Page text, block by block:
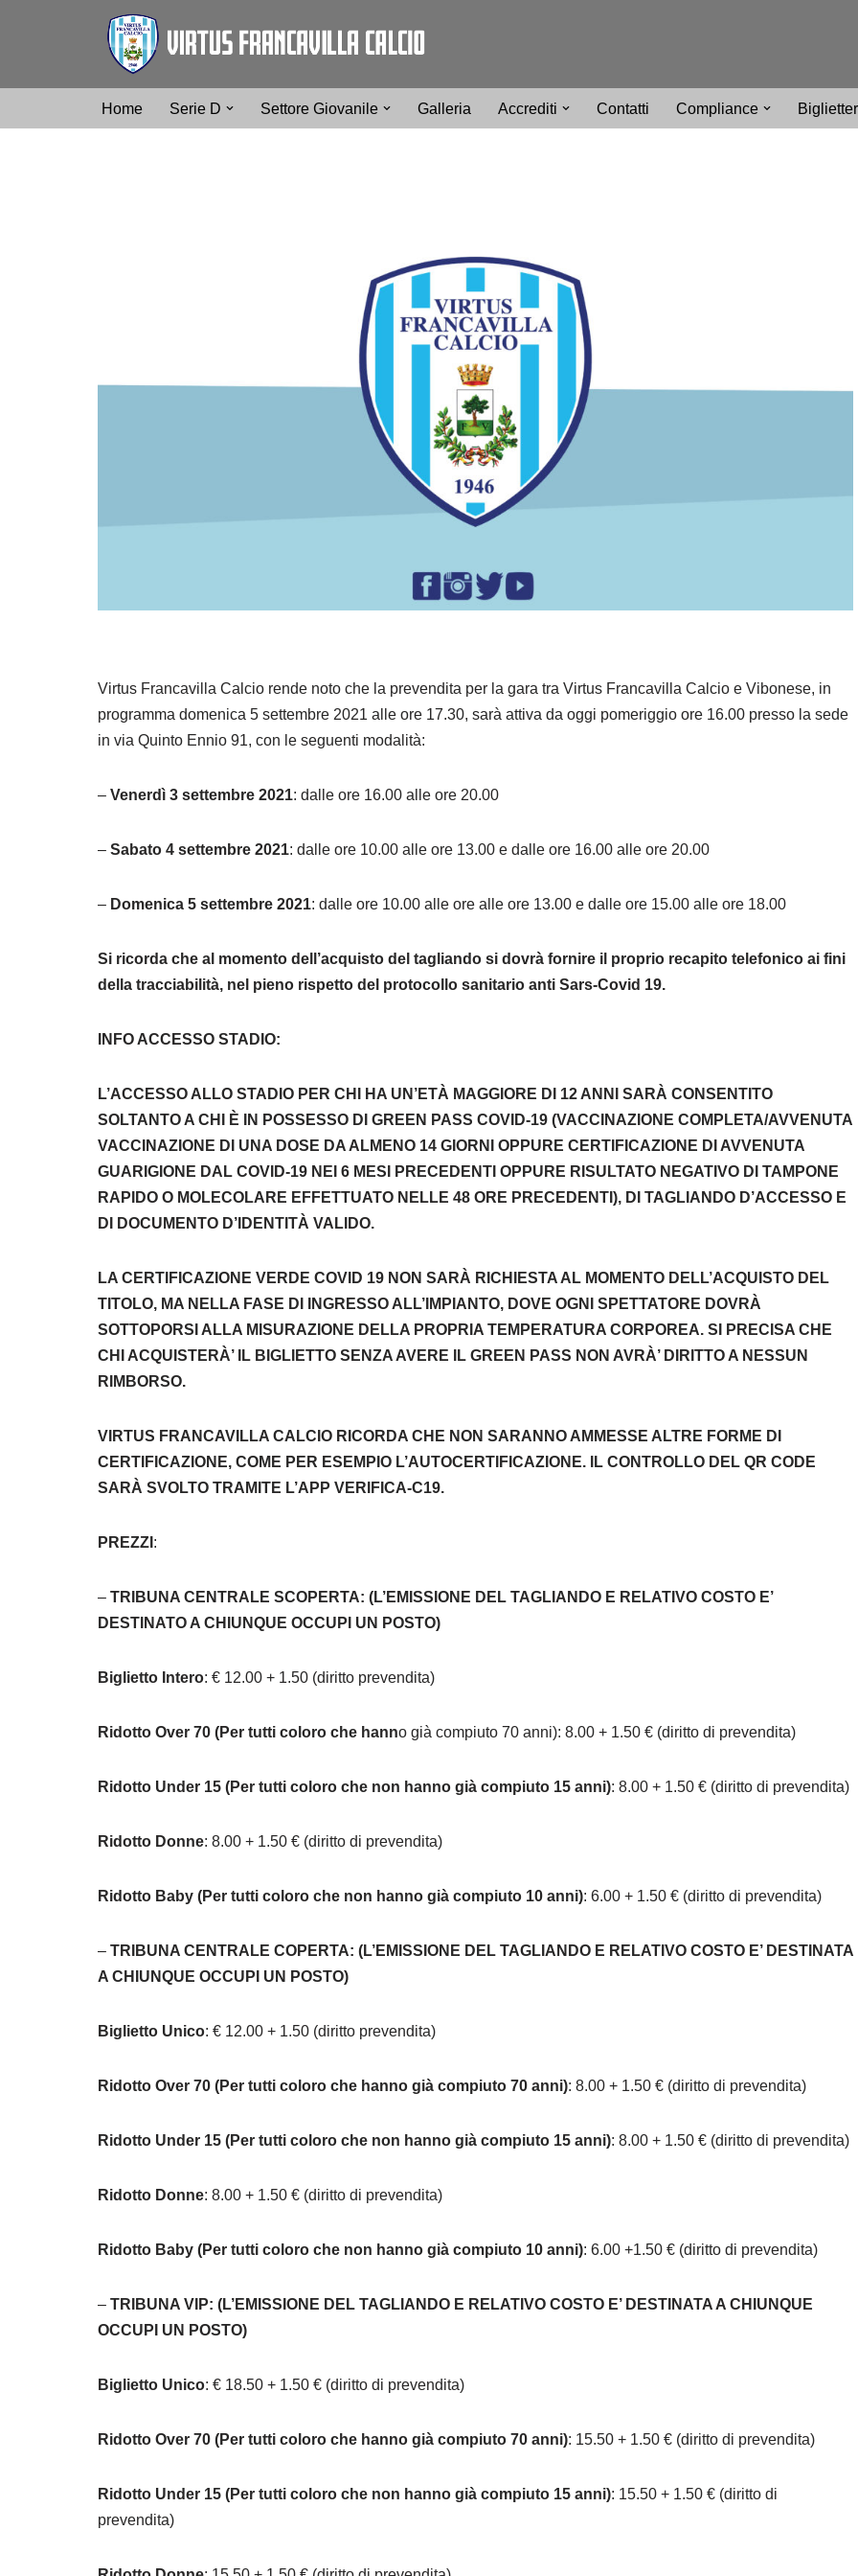
Home Serie D Settore Giovanile Galleria Accrediti Contatti Compliance
Virtus Francavilla Calcio rende noto che la prevendita per la gara tra Virtus Francavilla Calcio e Vibonese, in
programma domenica 5 settembre 2021 alle ore 17.30, sarà attiva da oggi pomeriggio ore 16.00 presso la sede
in via Quinto Ennio 91, con le seguenti modalità:
– Venerdì 3 settembre 2021: dalle ore 16.00 alle ore 20.00
– Sabato 4 settembre 2021: dalle ore 10.00 alle ore 13.00 e dalle ore 16.00 alle ore 20.00
– Domenica 5 settembre 2021: dalle ore 10.00 alle ore alle ore 13.00 e dalle ore 15.00 alle ore 18.00
Si ricorda che al momento dell’acquisto del tagliando si dovrà fornire il proprio recapito telefonico ai fini
della tracciabilità, nel pieno rispetto del protocollo sanitario anti Sars-Covid 19.
INFO ACCESSO STADIO:
L’ACCESSO ALLO STADIO PER CHI HA UN’ETÀ MAGGIORE DI 12 ANNI SARÀ CONSENTITO
SOLTANTO A CHI È IN POSSESSO DI GREEN PASS COVID-19 (VACCINAZIONE COMPLETA/AVVENUTA
VACCINAZIONE DI UNA DOSE DA ALMENO 14 GIORNI OPPURE CERTIFICAZIONE DI AVVENUTA
GUARIGIONE DAL COVID-19 NEI 6 MESI PRECEDENTI OPPURE RISULTATO NEGATIVO DI TAMPONE
RAPIDO O MOLECOLARE EFFETTUATO NELLE 48 ORE PRECEDENTI), DI TAGLIANDO D’ACCESSO E
DI DOCUMENTO D’IDENTITÀ VALIDO.
LA CERTIFICAZIONE VERDE COVID 19 NON SARÀ RICHIESTA AL MOMENTO DELL’ACQUISTO DEL
TITOLO, MA NELLA FASE DI INGRESSO ALL’IMPIANTO, DOVE OGNI SPETTATORE DOVRÀ
SOTTOPORSI ALLA MISURAZIONE DELLA PROPRIA TEMPERATURA CORPOREA. SI PRECISA CHE
CHI ACQUISTERÀ’ IL BIGLIETTO SENZA AVERE IL GREEN PASS NON AVRÀ’ DIRITTO A NESSUN
RIMBORSO.
VIRTUS FRANCAVILLA CALCIO RICORDA CHE NON SARANNO AMMESSE ALTRE FORME DI
CERTIFICAZIONE, COME PER ESEMPIO L’AUTOCERTIFICAZIONE. IL CONTROLLO DEL QR CODE
SARÀ SVOLTO TRAMITE L’APP VERIFICA-C19.
PREZZI :
– TRIBUNA CENTRALE SCOPERTA: (L’EMISSIONE DEL TAGLIANDO E RELATIVO COSTO E’
DESTINATO A CHIUNQUE OCCUPI UN POSTO)
Biglietto Intero: € 12.00 + 1.50 (diritto prevendita)
Ridotto Over 70 (Per tutti coloro che hanno già compiuto 70 anni): 8.00 + 1.50 € (diritto di prevendita)
Ridotto Under 15 (Per tutti coloro che non hanno già compiuto 15 anni): 8.00 + 1.50 € (diritto di prevendita)
Ridotto Donne: 8.00 + 1.50 € (diritto di prevendita)
Ridotto Baby (Per tutti coloro che non hanno già compiuto 10 anni): 6.00 + 1.50 € (diritto di prevendita)
– TRIBUNA CENTRALE COPERTA: (L’EMISSIONE DEL TAGLIANDO E RELATIVO COSTO E’ DESTINATA
A CHIUNQUE OCCUPI UN POSTO)
Biglietto Unico: € 12.00 + 1.50 (diritto prevendita)
Ridotto Over 70 (Per tutti coloro che hanno già compiuto 70 anni): 8.00 + 1.50 € (diritto di prevendita)
Ridotto Under 15 (Per tutti coloro che non hanno già compiuto 15 anni): 8.00 + 1.50 € (diritto di prevendita)
Ridotto Donne: 8.00 + 1.50 € (diritto di prevendita)
Ridotto Baby (Per tutti coloro che non hanno già compiuto 10 anni): 6.00 +1.50 € (diritto di prevendita)
– TRIBUNA VIP: (L’EMISSIONE DEL TAGLIANDO E RELATIVO COSTO E’ DESTINATA A CHIUNQUE
OCCUPI UN POSTO)
Biglietto Unico: € 18.50 + 1.50 € (diritto di prevendita)
Ridotto Over 70 (Per tutti coloro che hanno già compiuto 70 anni): 15.50 + 1.50 € (diritto di prevendita)
Ridotto Under 15 (Per tutti coloro che non hanno già compiuto 15 anni): 15.50 + 1.50 € (diritto di
prevendita)